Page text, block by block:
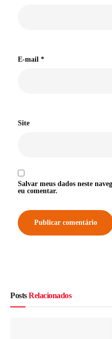
E-mail *
Site
Salvar meus dados neste
eu comentar.
PostsRelacionados